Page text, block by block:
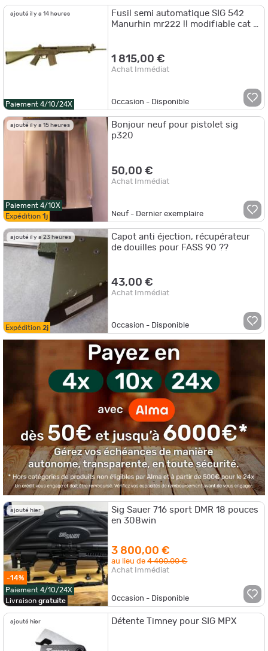
ajouté il y a 14 heures
Paiement 4/10/24X
Fusil semi automatique SIG 542
Manurhin mr222 !! modifiable cat C
1 815,00 €
Achat Immédiat
Occasion - Disponible
ajouté il y a 15 heures
Paiement 4/10X
Expédition 1j
Bonjour neuf pour pistolet sig
p320
50,00 €
Achat Immédiat
Neuf - Dernier exemplaire
ajouté il y a 23 heures
Expédition 2j
Capot anti éjection, récupérateur
de douilles pour FASS 90 ??
43,00 €
Achat Immédiat
Occasion - Disponible
ajouté hier
-14%
Paiement 4/10/24X
Livraison gratuite
Sig Sauer 716 sport DMR 18 pouces
en 308win
3 800,00 €
au lieu de4 400,00 €
Achat Immédiat
Occasion - Disponible
ajouté hier Détente Timney pour SIG MPX